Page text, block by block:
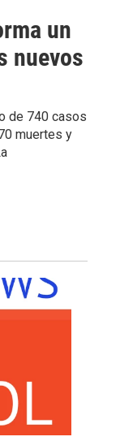
un
nuevos
de 740 casos
muertes y